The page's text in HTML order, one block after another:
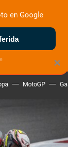
ELÉCTRICAS
MotoGP
×
en Google